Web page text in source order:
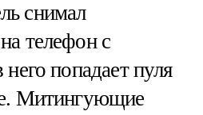
снимал
телефон с
попадает пуля
Митингующие